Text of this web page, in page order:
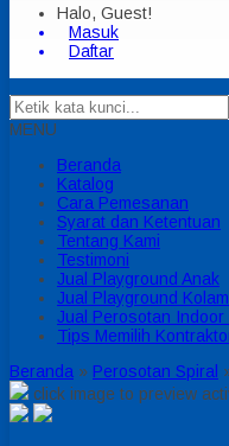
Halo, Guest!
Masuk
Daftar
MENU
Beranda
Katalog
Cara Pemesanan
Syarat dan Ketentuan
Tentang Kami
Testimoni
Jual Playground Anak
Jual Playground
Jual Perosotan
Tips Memilih
Beranda » Perosotan Spiral
click image to preview